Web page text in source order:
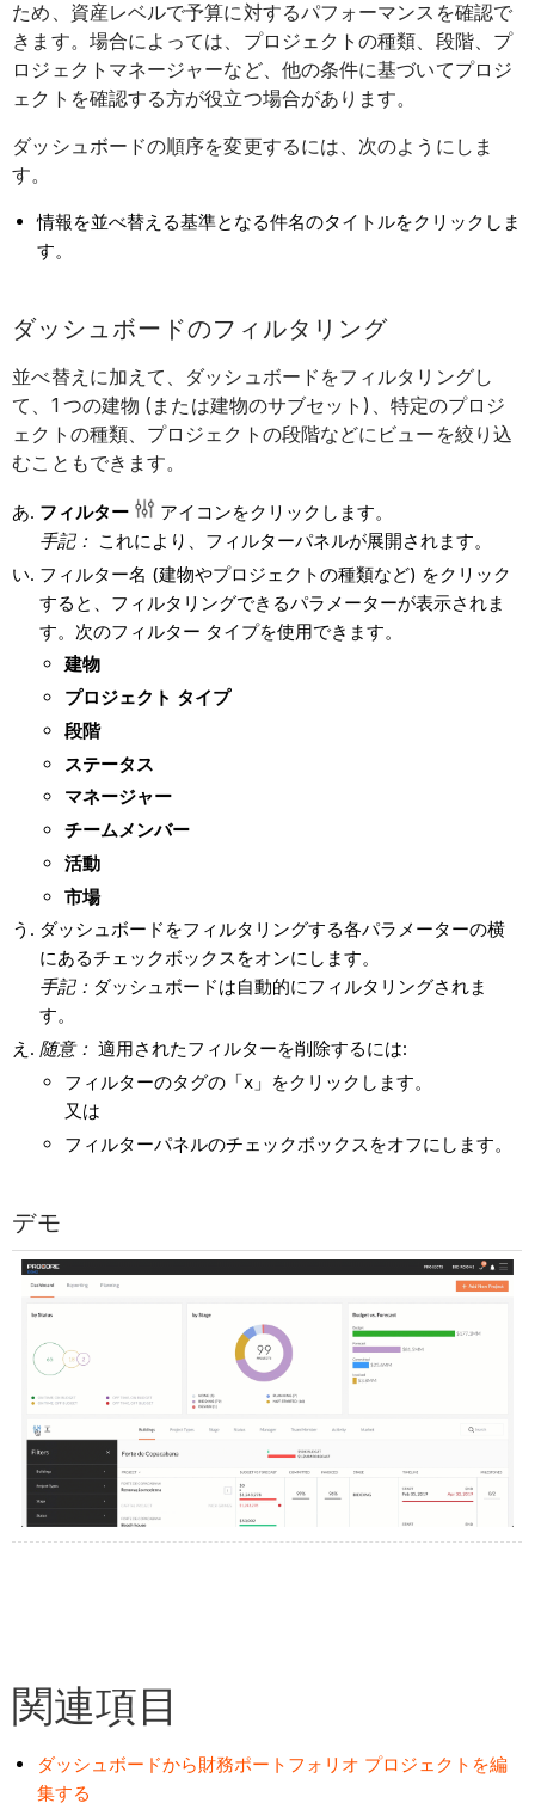
ため、資産レベルで予算に対するパフォーマンスを確認で
きます。場合によっては、プロジェクトの種類、段階、プ
ロジェクトマネージャーなど、他の条件に基づいてプロジ
ェクトを確認する方が役立つ場合があります。
ダッシュボードの順序を変更するには、次のようにしま
す。
情報を並べ替える基準となる件名のタイトルをクリックしま
す。
ダッシュボードのフィルタリング
並べ替えに加えて、ダッシュボードをフィルタリングし
て、1 つの建物 (または建物のサブセット)、特定のプロジ
ェクトの種類、プロジェクトの段階などにビューを絞り込
むこともできます。
フィルター
アイコンをクリックします。
手記： これにより、フィルターパネルが展開されます。
フィルター名 (建物やプロジェクトの種類など) をクリック
すると、フィルタリングできるパラメーターが表示されま
す。次のフィルター タイプを使用できます。
建物
プロジェクト タイプ
段階
ステータス
マネージャー
チームメンバー
活動
市場
ダッシュボードをフィルタリングする各パラメーターの横
にあるチェックボックスをオンにします。
手記： ダッシュボードは自動的にフィルタリングされま
す。
随意： 適用されたフィルターを削除するには:
フィルターのタグの「x」をクリックします。
又は
フィルターパネルのチェックボックスをオフにします。
デモ
関連項目
ダッシュボードから財務ポートフォリオ プロジェクトを編
集する